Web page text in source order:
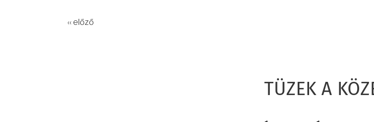
‹‹ előző
TÜZEK A